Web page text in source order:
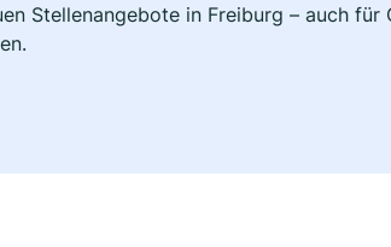
Stellenangebote in Freiburg – auch